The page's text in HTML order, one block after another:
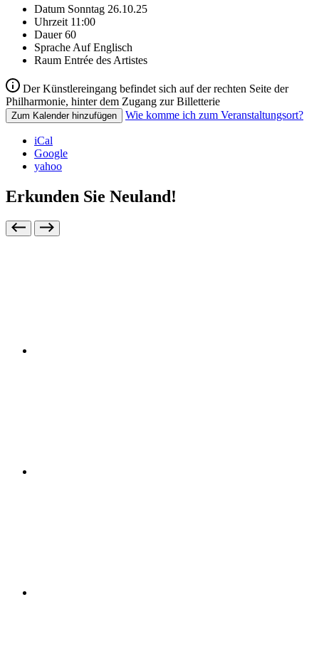
Datum Sonntag 26.10.25
Uhrzeit 11:00
Dauer 60
Sprache Auf Englisch
Raum Entrée des Artistes
Der Künstlereingang befindet sich auf der rechten Seite der
Philharmonie, hinter dem Zugang zur Billetterie
Zum Kalender hinzufügen Wie komme ich zum Veranstaltungsort?
iCal
Google
yahoo
Erkunden Sie Neuland!